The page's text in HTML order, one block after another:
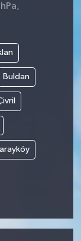
Buldan